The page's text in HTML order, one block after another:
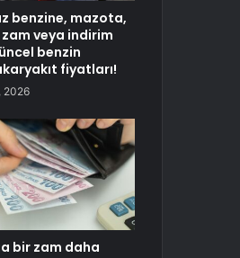
benzine, mazota,
veya indirim
benzin
fiyatları!
2026
bir zam daha